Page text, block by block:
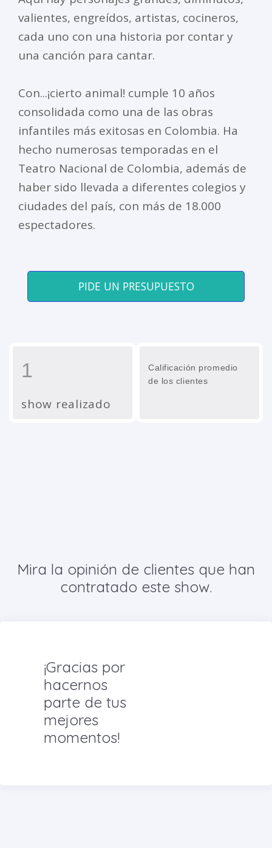
valientes, engreídos, artistas, cocineros,
cada uno con una historia por contar y
una canción para cantar.
Con...¡cierto animal! cumple 10 años
consolidada como una de las obras
infantiles más exitosas en Colombia. Ha
hecho numerosas temporadas en el
Teatro Nacional de Colombia, además de
haber sido llevada a diferentes colegios y
ciudades del país, con más de 18.000
espectadores.
PIDE UN PRESUPUESTO
1
show realizado
Calificación promedio
de los clientes
Mira la opinión de clientes que han
contratado este show.
¡Gracias por
hacernos
parte de tus
mejores
momentos!